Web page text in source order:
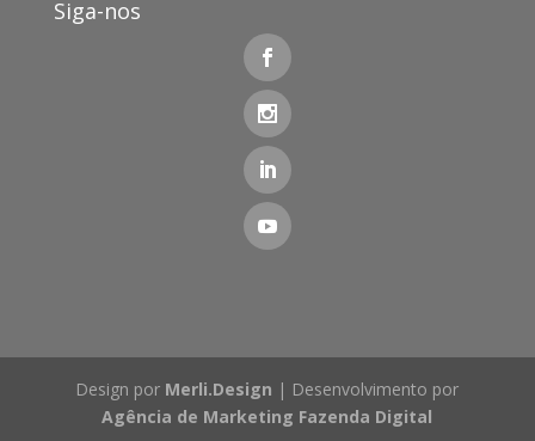
Siga-nos
Design por Merli.Design | Desenvolvimento por
Agência de Marketing Fazenda Digital